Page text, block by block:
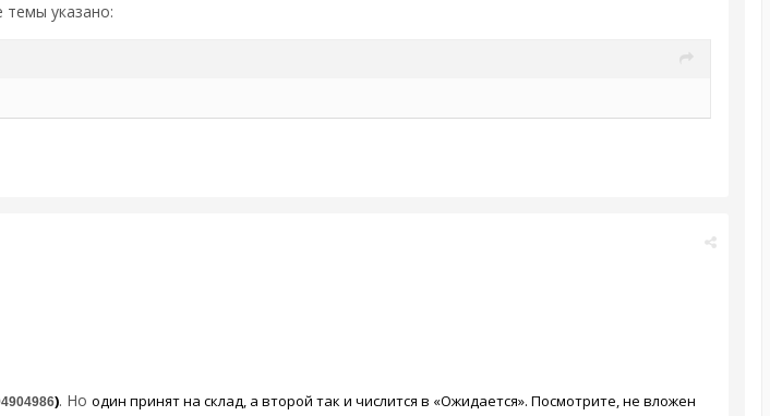
темы указано:
). Но один принят на склад, а второй так и числится в «Ожидается». Посмотрите, не вложен